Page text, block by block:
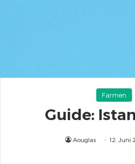
Farmen
Guide:
Aouglas 12. Juni